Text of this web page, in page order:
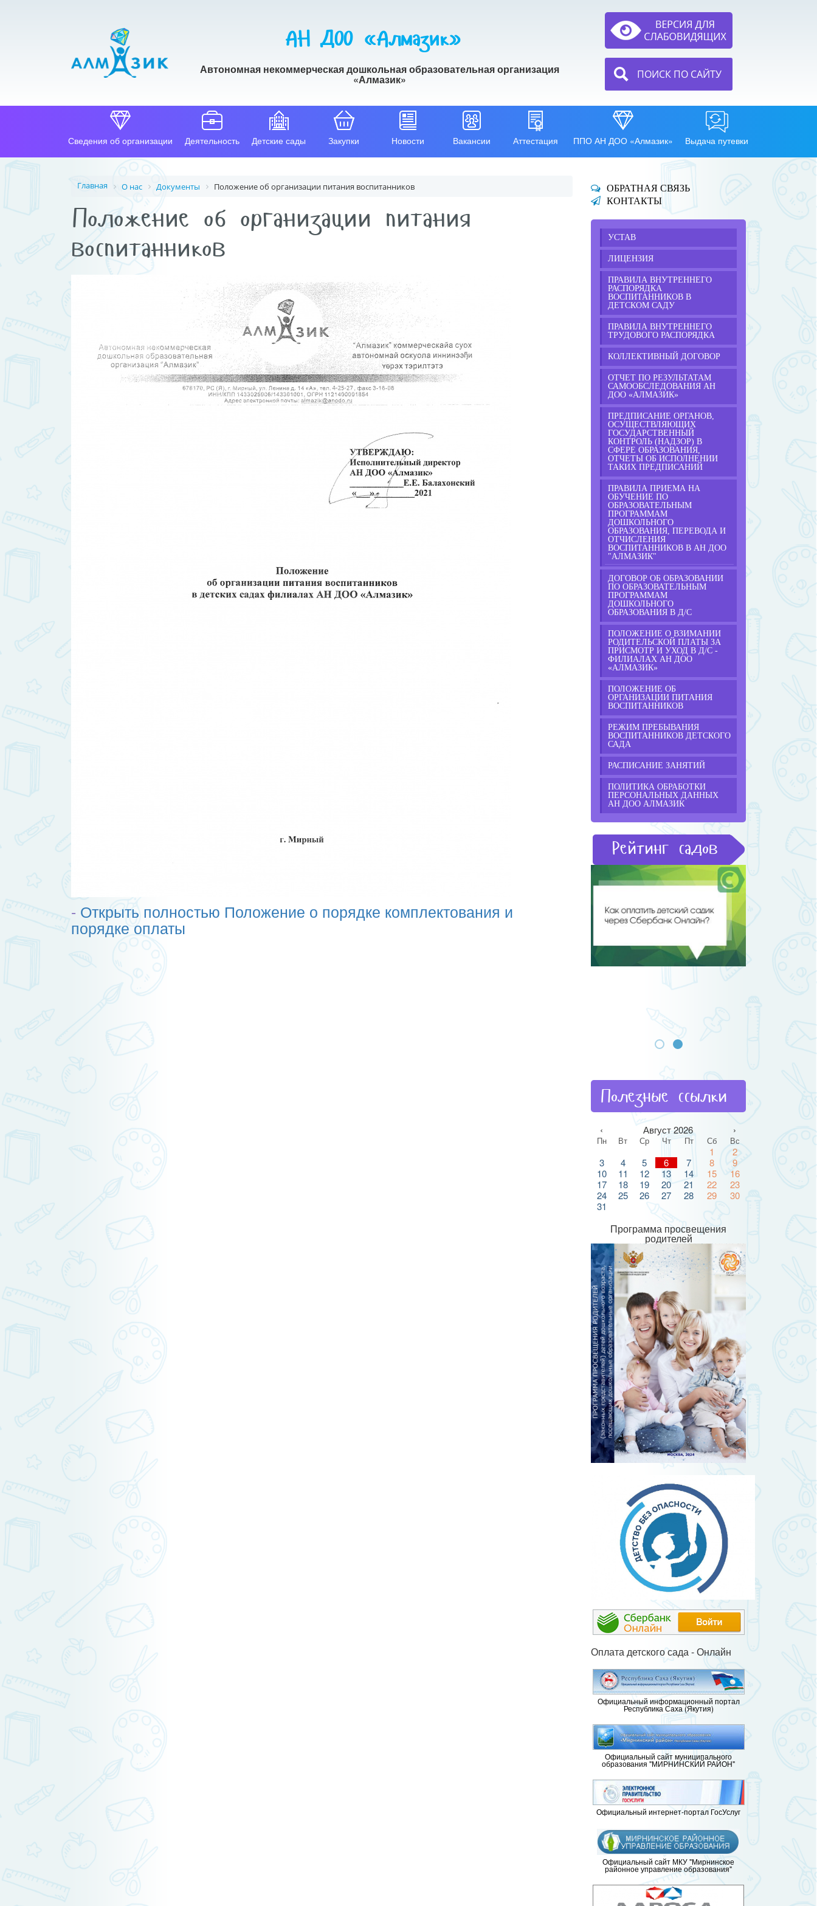
АН ДОО «Алмазик»
Автономная некоммерческая дошкольная образовательная организация
«Алмазик» ПОИСК ПО САЙТУ
Сведения об организации Деятельность Детские сады Закупки Новости Вакансии Аттестация ППО АН ДОО «Алмазик» Выдача путевки
Главная О нас Документы Положение об организации питания воспитанников
Положение об организации питания
воспитанников
- Открыть полностью Положение о порядке комплектования и
порядке оплаты
ОБРАТНАЯ СВЯЗЬ
КОНТАКТЫ
УСТАВ
ЛИЦЕНЗИЯ
ПРАВИЛА ВНУТРЕННЕГО
РАСПОРЯДКА
ВОСПИТАННИКОВ В
ДЕТСКОМ САДУ
ПРАВИЛА ВНУТРЕННЕГО
ТРУДОВОГО РАСПОРЯДКА
КОЛЛЕКТИВНЫЙ ДОГОВОР
ОТЧЕТ ПО РЕЗУЛЬТАТАМ
САМООБСЛЕДОВАНИЯ АН
ДОО «АЛМАЗИК»
ПРЕДПИСАНИЕ ОРГАНОВ,
ОСУЩЕСТВЛЯЮЩИХ
ГОСУДАРСТВЕННЫЙ
КОНТРОЛЬ (НАДЗОР) В
СФЕРЕ ОБРАЗОВАНИЯ,
ОТЧЕТЫ ОБ ИСПОЛНЕНИИ
ТАКИХ ПРЕДПИСАНИЙ
ПРАВИЛА ПРИЕМА НА
ОБУЧЕНИЕ ПО
ОБРАЗОВАТЕЛЬНЫМ
ПРОГРАММАМ
ДОШКОЛЬНОГО
ОБРАЗОВАНИЯ, ПЕРЕВОДА И
ОТЧИСЛЕНИЯ
ВОСПИТАННИКОВ В АН ДОО
"АЛМАЗИК"
ДОГОВОР ОБ ОБРАЗОВАНИИ
ПО ОБРАЗОВАТЕЛЬНЫМ
ПРОГРАММАМ
ДОШКОЛЬНОГО
ОБРАЗОВАНИЯ В Д/С
ПОЛОЖЕНИЕ О ВЗИМАНИИ
РОДИТЕЛЬСКОЙ ПЛАТЫ ЗА
ПРИСМОТР И УХОД В Д/С -
ФИЛИАЛАХ АН ДОО
«АЛМАЗИК»
ПОЛОЖЕНИЕ ОБ
ОРГАНИЗАЦИИ ПИТАНИЯ
ВОСПИТАННИКОВ
РЕЖИМ ПРЕБЫВАНИЯ
ВОСПИТАННИКОВ ДЕТСКОГО
САДА
РАСПИСАНИЕ ЗАНЯТИЙ
ПОЛИТИКА ОБРАБОТКИ
ПЕРСОНАЛЬНЫХ ДАННЫХ
АН ДОО АЛМАЗИК
Рейтинг садов
Полезные ссылки
‹ Август 2026 ›
Пн Вт Ср Чт Пт Сб Вс
1
2
3
4 5 6 7 8
9
10
11 12 13 14 15
16
17
18 19 20 21 22
23
24
25 26 27 28 29
30
31
Программа просвещения
родителей
Оплата детского сада - Онлайн
Официальный информационный портал
Республика Саха (Якутия)
Официальный сайт муниципального
образования "МИРНИНСКИЙ РАЙОН"
Официальный интернет-портал ГосУслуг
Официальный сайт МКУ "Мирнинское
районное управление образования"